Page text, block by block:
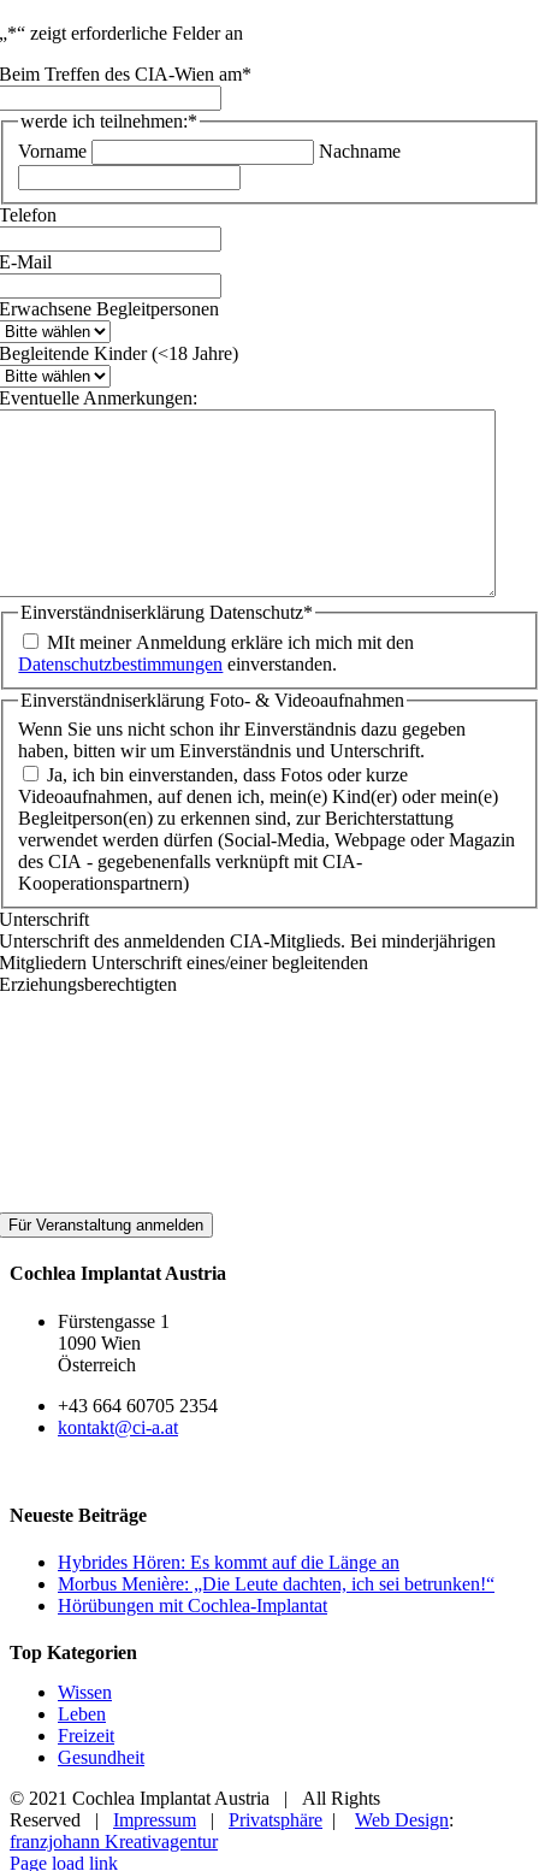
„*“ zeigt erforderliche Felder an
Beim Treffen des CIA-Wien am*
werde ich teilnehmen:*
Vorname
Nachname
Telefon
E-Mail
Erwachsene Begleitpersonen
Begleitende Kinder (<18 Jahre)
Eventuelle Anmerkungen:
Einverständniserklärung Datenschutz*
MIt meiner Anmeldung erkläre ich mich mit den
Datenschutzbestimmungen einverstanden.
Einverständniserklärung Foto- & Videoaufnahmen
Wenn Sie uns nicht schon ihr Einverständnis dazu gegeben
haben, bitten wir um Einverständnis und Unterschrift.
Ja, ich bin einverstanden, dass Fotos oder kurze
Videoaufnahmen, auf denen ich, mein(e) Kind(er) oder mein(e)
Begleitperson(en) zu erkennen sind, zur Berichterstattung
verwendet werden dürfen (Social-Media, Webpage oder Magazin
des CIA - gegebenenfalls verknüpft mit CIA-
Kooperationspartnern)
Unterschrift
Unterschrift des anmeldenden CIA-Mitglieds. Bei minderjährigen
Mitgliedern Unterschrift eines/einer begleitenden
Erziehungsberechtigten
Cochlea Implantat Austria
Fürstengasse 1
1090 Wien
Österreich
+43 664 60705 2354
kontakt@ci-a.at
Neueste Beiträge
Hybrides Hören: Es kommt auf die Länge an
Morbus Menière: „Die Leute dachten, ich sei betrunken!“
Hörübungen mit Cochlea-Implantat
Top Kategorien
Wissen
Leben
Freizeit
Gesundheit
© 2021 Cochlea Implantat Austria | All Rights
Reserved | Impressum | Privatsphäre | Web Design:
franzjohann Kreativagentur
Page load link